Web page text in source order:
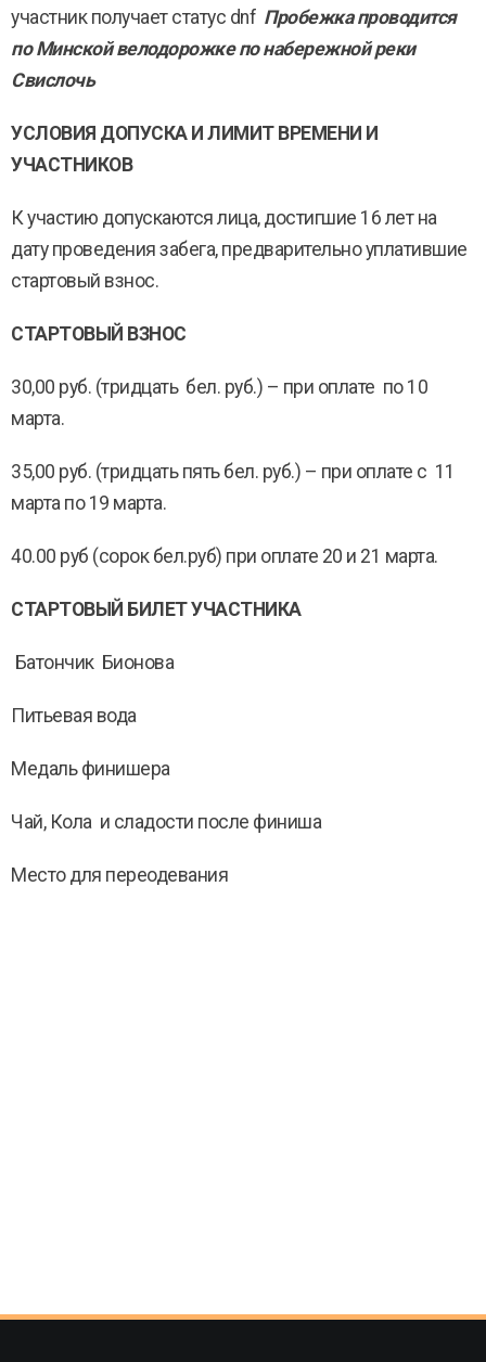
участник получает статус dnf Пробежка проводится
по Минской велодорожке по набережной реки
Свислочь
УСЛОВИЯ ДОПУСКА И ЛИМИТ ВРЕМЕНИ И
УЧАСТНИКОВ
К участию допускаются лица, достигшие 16 лет на
дату проведения забега, предварительно уплатившие
стартовый взнос.
СТАРТОВЫЙ ВЗНОС
30,00 руб. (тридцать бел. руб.) – при оплате по 10
марта.
35,00 руб. (тридцать пять бел. руб.) – при оплате с 11
марта по 19 марта.
40.00 руб (сорок бел.руб) при оплате 20 и 21 марта.
СТАРТОВЫЙ БИЛЕТ УЧАСТНИКА
Батончик Бионова
Питьевая вода
Медаль финишера
Чай, Кола и сладости после финиша
Место для переодевания